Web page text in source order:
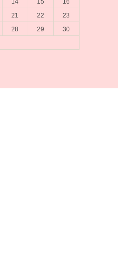
14 15
16
21 22
23
28 29
30